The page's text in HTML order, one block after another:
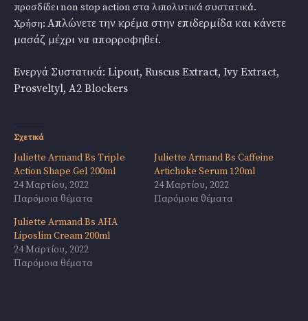
προσδίδει non stop action στα λιπολυτικά συστατικά.
Χρήση: Απλώνετε την κρέμα στην επιδερμίδα και κάνετε
μασάζ μέχρι να απορροφηθεί.
Ενεργά Συστατικά: Lipout, Ruscus Extract, Ivy Extract,
Prosveltyl, A2 Blockers
Σχετικά
Juliette Armand Bs Triple
Action Shape Gel 200ml
24 Μαρτίου, 2022
Παρόμοια θέματα
Juliette Armand Bs Caffeine
Artichoke Serum 120ml
24 Μαρτίου, 2022
Παρόμοια θέματα
Juliette Armand Bs AHA
Liposlim Cream 200ml
24 Μαρτίου, 2022
Παρόμοια θέματα